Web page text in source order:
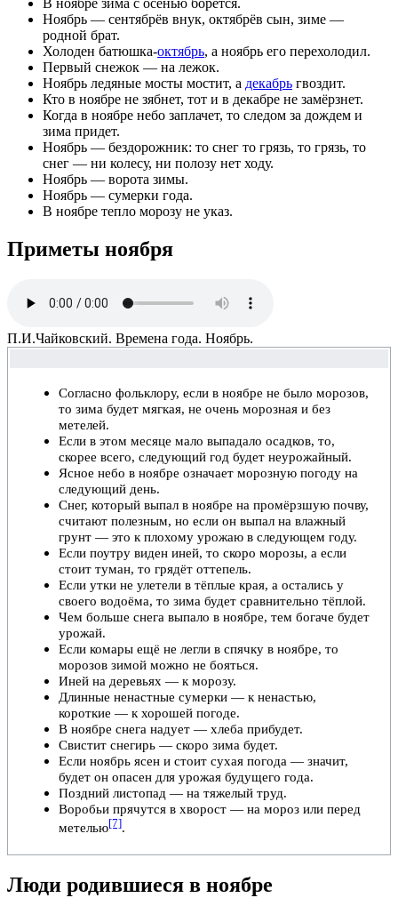
В ноябре зима с осенью борется.
Ноябрь — сентябрёв внук, октябрёв сын, зиме —
родной брат.
Холоден батюшка-октябрь, а ноябрь его перехолодил.
Первый снежок — на лежок.
Ноябрь ледяные мосты мостит, а декабрь гвоздит.
Кто в ноябре не зябнет, тот и в декабре не замёрзнет.
Когда в ноябре небо заплачет, то следом за дождем и
зима придет.
Ноябрь — бездорожник: то снег то грязь, то грязь, то
снег — ни колесу, ни полозу нет ходу.
Ноябрь — ворота зимы.
Ноябрь — сумерки года.
В ноябре тепло морозу не указ.
Приметы ноября
П.И.Чайковский. Времена года. Ноябрь.
Согласно фольклору, если в ноябре не было морозов,
то зима будет мягкая, не очень морозная и без
метелей.
Если в этом месяце мало выпадало осадков, то,
скорее всего, следующий год будет неурожайный.
Ясное небо в ноябре означает морозную погоду на
следующий день.
Снег, который выпал в ноябре на промёрзшую почву,
считают полезным, но если он выпал на влажный
грунт — это к плохому урожаю в следующем году.
Если поутру виден иней, то скоро морозы, а если
стоиттуман, то грядётоттепель.
Если утки не улетели в тёплые края, а остались у
своего водоёма, то зима будет сравнительно тёплой.
Чем больше снега выпало в ноябре, тем богаче будет
урожай.
Если комары ещё не легли в спячку в ноябре, то
морозов зимой можно не бояться.
Иней на деревьях — к морозу.
Длинные ненастные сумерки — к ненастью,
короткие — к хорошей погоде.
В ноябре снега надует — хлеба прибудет.
Свиститснегирь — скоро зима будет.
Если ноябрь ясен и стоит сухая погода — значит,
будет он опасен для урожая будущего года.
Поздний листопад — на тяжелый труд.
Воробьи прячутся в хворост — на мороз или перед
метелью[7].
Люди родившиеся в ноябре